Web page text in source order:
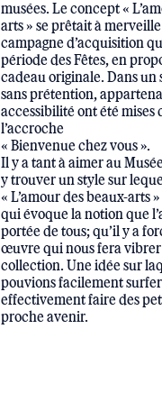
musées. Le concept «
arts » se prêtait à
campagne d’acquisition
période des Fêtes, en
cadeau originale. Dans un
sans prétention,
accessibilité ont été mises
l’accroche
« Bienvenue chez vous ».
Il y a tant à aimer au
y trouver un style sur
« L’amour des beaux-arts
qui évoque la notion que
portée de tous; qu’il y a
œuvre qui nous fera vibrer
collection. Une idée sur
pouvions facilement
effectivement faire des
proche avenir.